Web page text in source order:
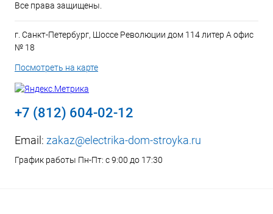
Все права защищены.
г. Санкт-Петербург, Шоссе Революции дом 114 литер А офис
№ 18
Посмотреть на карте
+7 (812) 604-02-12
Email: zakaz@electrika-dom-stroyka.ru
График работы Пн-Пт: с 9:00 до 17:30